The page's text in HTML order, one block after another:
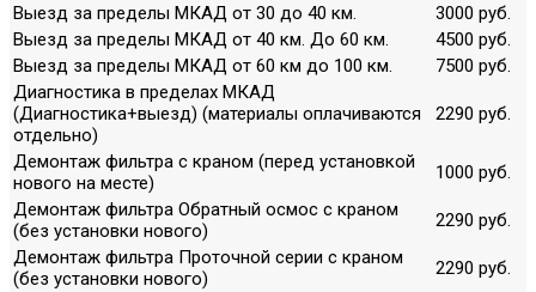
Выезд за пределы МКАД от 30 до 40 км.
3000 руб.
Выезд за пределы МКАД от 40 км. До 60 км.
4500 руб.
Выезд за пределы МКАД от 60 км до 100 км.
7500 руб.
Диагностика в пределах МКАД
(Диагностика+выезд) (материалы оплачиваются
отдельно)
2290 руб.
Демонтаж фильтра с краном (перед установкой
нового на месте)
1000 руб.
Демонтаж фильтра Обратный осмос с краном
(без установки нового)
2290 руб.
Демонтаж фильтра Проточной серии с краном
(без установки нового)
2290 руб.